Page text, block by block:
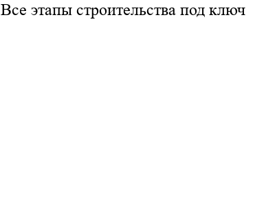
Все этапы строительства под ключ